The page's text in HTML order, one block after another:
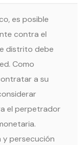
es posible
contra el
distrito debe
Como
a su
el perpetrador
y persecución